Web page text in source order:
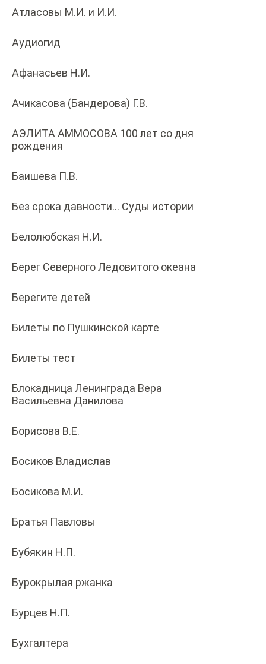
Атласовы М.И. и И.И.
Аудиогид
Афанасьев Н.И.
Ачикасова (Бандерова) Г.В.
АЭЛИТА АММОСОВА 100 лет со дня
рождения
Баишева П.В.
Без срока давности… Суды истории
Белолюбская Н.И.
Берег Северного Ледовитого океана
Берегите детей
Билеты по Пушкинской карте
Билеты тест
Блокадница Ленинграда Вера
Васильевна Данилова
Борисова В.Е.
Босиков Владислав
Босикова М.И.
Братья Павловы
Бубякин Н.П.
Бурокрылая ржанка
Бурцев Н.П.
Бухгалтера